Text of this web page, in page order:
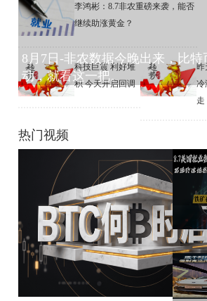
李鸿彬：8.7非农重磅来袭，能否
继续助涨黄金？
科技巨震 利好堆
积 今天开启回调
昨
冷
走
热门视频
8月7日-非农数据今晚出来，比特
动，就看这一把。
美国就业数据显示AI发展导致
连续裁员，川普坐不住了
趋势追踪2.0星雅龙老师课程8月
7日铁矿石日内观点解读
这个时代节奏很快，但别克选
择为你慢下来